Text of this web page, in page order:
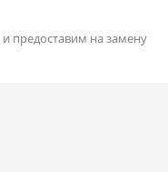
предоставим на замену